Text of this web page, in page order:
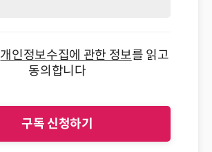
개인정보수집에 관한 정보를 읽고
동의합니다